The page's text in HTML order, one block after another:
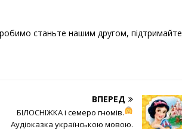
станьте нашим другом, підтримайте
ВПЕРЕД
БІЛОСНІЖКАі семеро гномів.
Аудіоказка українською мовою.